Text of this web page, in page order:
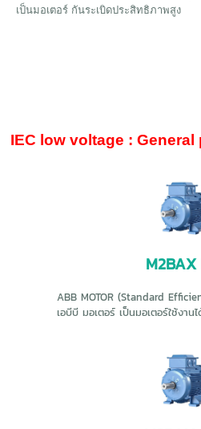
เป็นมอเตอร์ กันระเบิดประสิทธิภาพสูง
IEC low voltage :
M2BAX
ABB MOTOR (Standard
เอบีบี มอเตอร์ เป็นมอเตอร์ใช้งาน